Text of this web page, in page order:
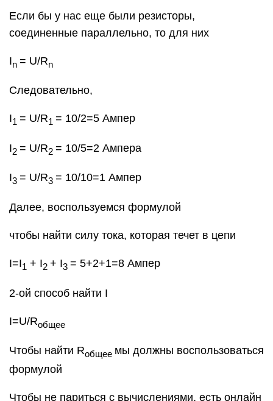
Если бы у нас еще были резисторы,
соединенные параллельно, то для них
In = U/Rn
Следовательно,
I1 = U/R1 = 10/2=5 Ампер
I2 = U/R2 = 10/5=2 Ампера
I3 = U/R3 = 10/10=1 Ампер
Далее, воспользуемся формулой
чтобы найти силу тока, которая течет в цепи
I=I1 + I2 + I3 = 5+2+1=8 Ампер
2-ой способ найти I
I=U/Rобщее
Чтобы найти Rобщее мы должны воспользоваться
формулой
Чтобы не париться с вычислениями, есть онлайн